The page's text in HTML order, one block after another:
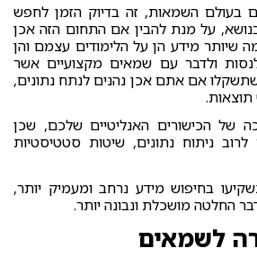
בעולם השמאות, זה בדיוק הזמן לחפש
על מנת להבין אם התחום הזה אכן
שיותר מידע הן על הלימודים עצמם והן
ולדבר עם שמאים מקצועיים אשר
אם אתם אכן נהנים לנתח נתונים,
של הכישורים האנליטיים שלכם, שכן
לרוב ניתוח נתונים, שיטות סטטיסטיות
בחיפוש מידע נרחב ומעמיק יותר,
החלטה מושכלת ונבונה יותר.
לשמאים